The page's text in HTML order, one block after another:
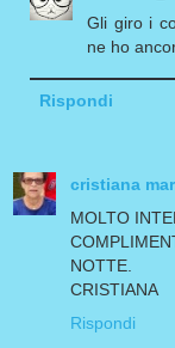
Gli giro i
ne ho
Rispondi
cristiana
MOLTO
NOTTE.
CRISTIANA
Rispondi